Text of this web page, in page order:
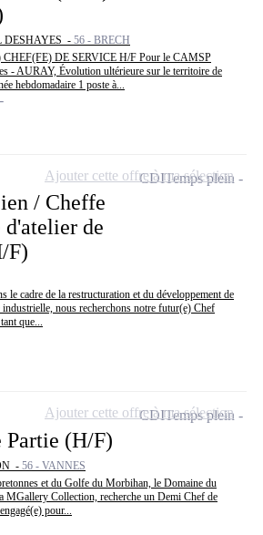
DESHAYES - 56 - BRECH
DE SERVICE H/F Pour le CAMSP
- AURAY, Évolution ultérieure sur le territoire de
hebdomadaire 1 poste à...
/ Cheffe
de
F)
le cadre de la restructuration et du développement de
industrielle, nous recherchons notre futur(e) Chef
que...
CDITemps plein
Ajouter cette offre à ma sélection
Partie (H/F)
- 56 - VANNES
et du Golfe du Morbihan, le Domaine du
MGallery Collection, recherche un Demi Chef de
pour...
CDITemps plein
Ajouter cette offre à ma sélection